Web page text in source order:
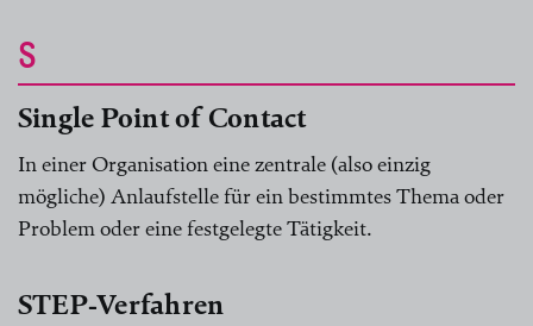
S
Single Point of Contact
In einer Organisation eine zentrale (also einzig
mögliche) Anlaufstelle für ein bestimmtes Thema oder
Problem oder eine festgelegte Tätigkeit.
STEP-Verfahren